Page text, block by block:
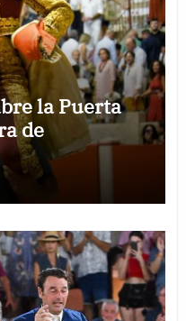
la Puerta
de